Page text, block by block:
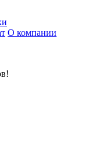
О компании